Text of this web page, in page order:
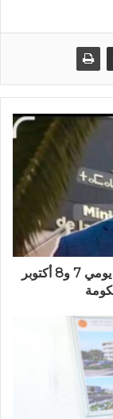
أساتذة التعليم العالي يخوضون إضراباً وطنياً يومي 7 و8 أكتوبر